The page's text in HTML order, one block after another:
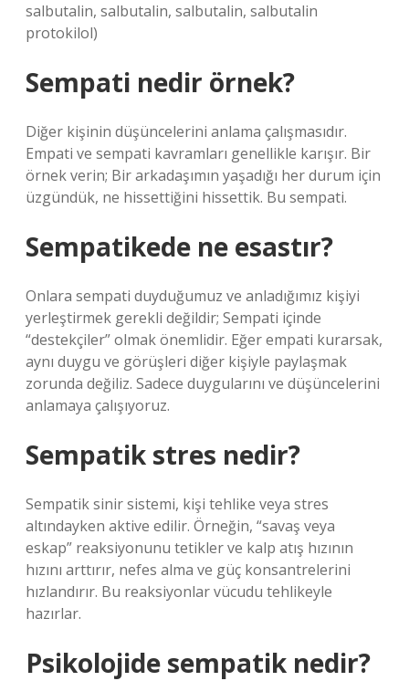
salbutalin, salbutalin, salbutalin, salbutalin
protokilol)
Sempati nedir örnek?
Diğer kişinin düşüncelerini anlama çalışmasıdır.
Empati ve sempati kavramları genellikle karışır. Bir
örnek verin; Bir arkadaşımın yaşadığı her durum için
üzgündük, ne hissettiğini hissettik. Bu sempati.
Sempatikede ne esastır?
Onlara sempati duyduğumuz ve anladığımız kişiyi
yerleştirmek gerekli değildir; Sempati içinde
“destekçiler” olmak önemlidir. Eğer empati kurarsak,
aynı duygu ve görüşleri diğer kişiyle paylaşmak
zorunda değiliz. Sadece duygularını ve düşüncelerini
anlamaya çalışıyoruz.
Sempatik stres nedir?
Sempatik sinir sistemi, kişi tehlike veya stres
altındayken aktive edilir. Örneğin, “savaş veya
eskap” reaksiyonunu tetikler ve kalp atış hızının
hızını arttırır, nefes alma ve güç konsantrelerini
hızlandırır. Bu reaksiyonlar vücudu tehlikeyle
hazırlar.
Psikolojide sempatik nedir?